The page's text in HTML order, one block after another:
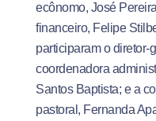
ecônomo, José
financeiro, Felipe
participaram o diretor-
coordenadora
Santos Baptista; e a
pastoral, Fernanda